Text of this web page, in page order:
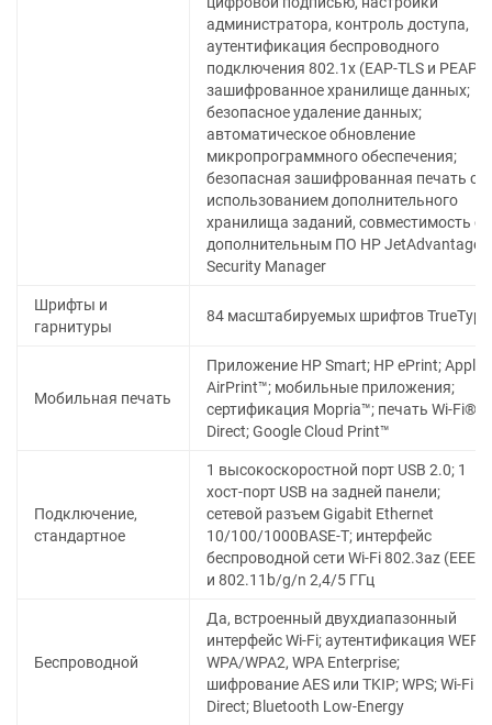
администратора, контроль доступа,
аутентификация беспроводного
подключения 802.1x (EAP-TLS и PEAP);
зашифрованное хранилище данных;
безопасное удаление данных;
автоматическое обновление
микропрограммного обеспечения;
безопасная зашифрованная печать с
использованием дополнительного
хранилища заданий, совместимость с
дополнительным ПО HP JetAdvantage
Security Manager
Шрифты и
гарнитуры
84 масштабируемых шрифтов TrueType
Мобильная печать
Приложение HP Smart; HP ePrint; Apple
AirPrint™; мобильные приложения;
сертификация Mopria™; печать Wi-Fi®
Direct; Google Cloud Print™
Подключение,
стандартное
1 высокоскоростной порт USB 2.0; 1
хост-порт USB на задней панели;
сетевой разъем Gigabit Ethernet
10/100/1000BASE-T; интерфейс
беспроводной сети Wi-Fi 802.3az (EEE)
и 802.11b/g/n 2,4/5 ГГц
Беспроводной
Да, встроенный двухдиапазонный
интерфейс Wi-Fi; аутентификация WEP,
WPA/WPA2, WPA Enterprise;
шифрование AES или TKIP; WPS; Wi-Fi
Direct; Bluetooth Low-Energy